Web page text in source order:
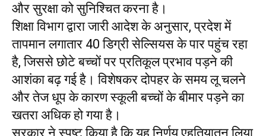
और सुरक्षा को सुनिश्चित करना है।
शिक्षा विभाग द्वारा जारी आदेश के अनुसार, प्रदेश में
तापमान लगातार 40 डिग्री सेल्सियस के पार पहुंच रहा
है, जिससे छोटे बच्चों पर प्रतिकूल प्रभाव पड़ने की
आशंका बढ़ गई है। विशेषकर दोपहर के समय लू चलने
और तेज धूप के कारण स्कूली बच्चों के बीमार पड़ने का
खतरा अधिक हो गया है।
सरकार ने स्पष्ट किया है कि यह निर्णय एहतियातन लिया